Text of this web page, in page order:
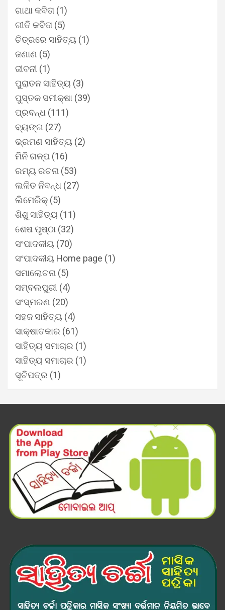
ଗାଥା କବିତା (1)
ଗୀତି କବିତା (5)
ଚିତ୍ରରେ ସାହିତ୍ୟ (1)
ଜଣାଣ (5)
ଜୀବନୀ (1)
ପୁରାତନ ସାହିତ୍ୟ (3)
ପୁସ୍ତକ ସମୀକ୍ଷା (39)
ପ୍ରବନ୍ଧ (111)
ବ୍ୟଙ୍ଗ (27)
ଭ୍ରମଣ ସାହିତ୍ୟ (2)
ମିନି ଗଳ୍ପ (16)
ରମ୍ୟ ରଚନା (53)
ଲଳିତ ନିବନ୍ଧ (27)
ଲିମେରିକ୍ (5)
ଶିଶୁ ସାହିତ୍ୟ (11)
ଶେଷ ପୃଷ୍ଠା (32)
ସଂପାଦକୀୟ (70)
ସଂପାଦକୀୟ Home page (1)
ସମାଲୋଚନା (5)
ସମ୍ବଲପୁରୀ (4)
ସଂସ୍ମରଣ (20)
ସହଜ ସାହିତ୍ୟ (4)
ସାକ୍ଷାତକାର (61)
ସାହିତ୍ୟ ସମାଚାର (1)
ସାହିତ୍ୟ ସମାଚାର (1)
ସୂଚିପତ୍ର (1)